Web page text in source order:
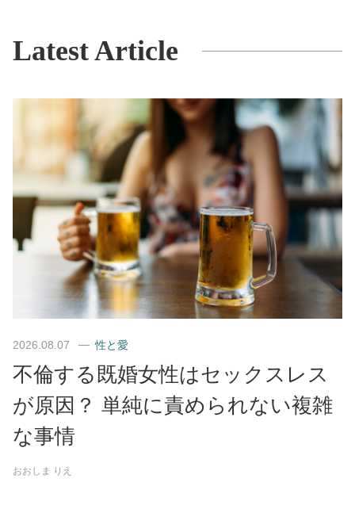
Latest Article
2026.08.07 性と愛
不倫する既婚女性はセックスレス
が原因？ 単純に責められない複雑
な事情
おおしま りえ